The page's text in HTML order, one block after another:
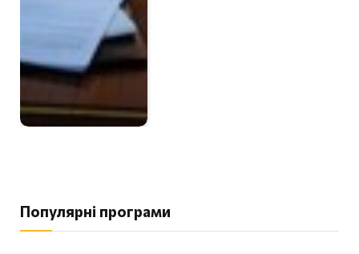
Популярні програми